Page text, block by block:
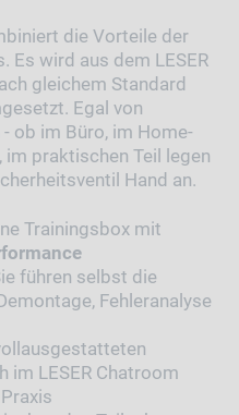
die Vorteile der
Es wird aus dem LESER
gleichem Standard
Egal von
ob im Büro, im Home-
praktischen Teil legen
Hand an.
Trainingsbox mit
führen selbst die
Fehleranalyse
im LESER Chatroom